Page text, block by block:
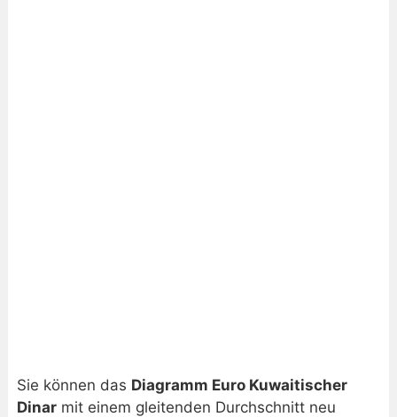
Sie können das Diagramm Euro Kuwaitischer
Dinarmit einem gleitenden Durchschnitt neu